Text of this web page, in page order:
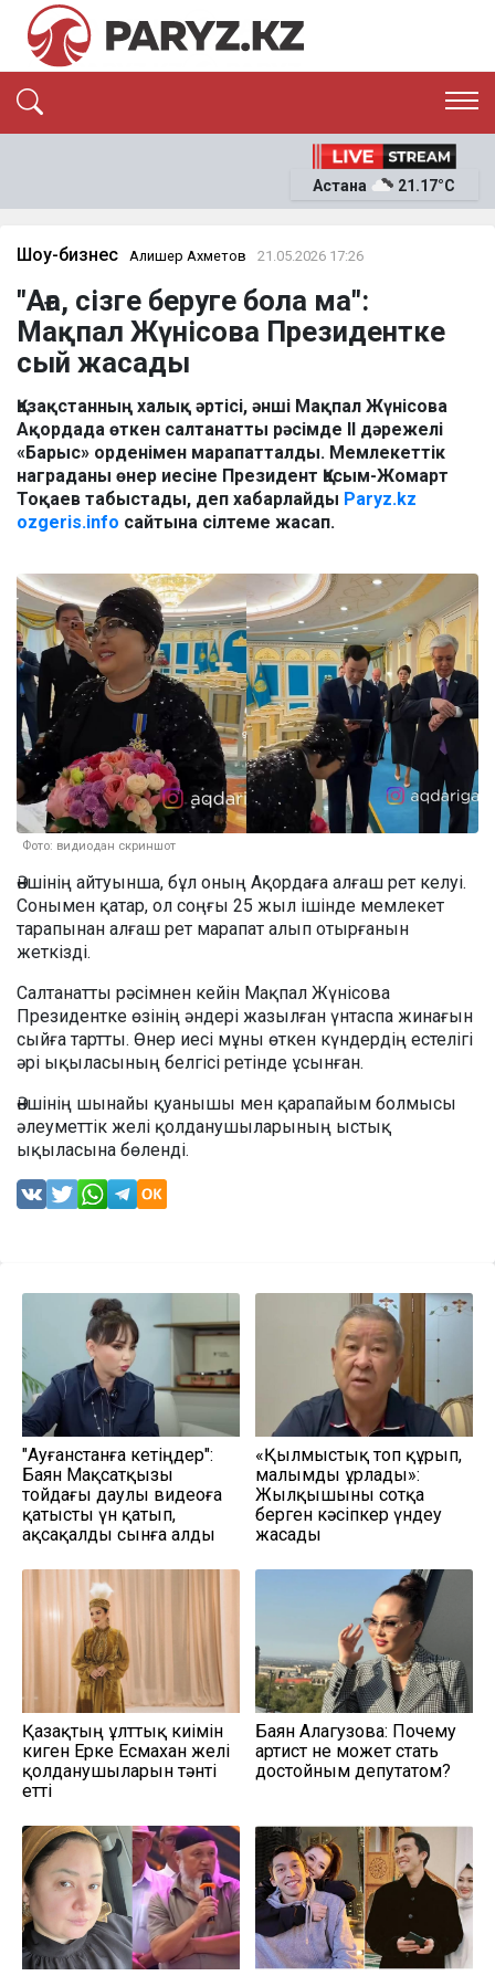
ЭКОНОМИКА
ОҚИҒА
News
Астана 21.17°C
Шоу-бизнес Алишер Ахметов 21.05.2026 17:26
"Аға, сізге беруге бола ма":
Мақпал Жүнісова Президентке
сый жасады
Қазақстанның халық әртісі, әнші Мақпал Жүнісова
Ақордада өткен салтанатты рәсімде ІІ дәрежелі
«Барыс» орденімен марапатталды. Мемлекеттік
награданы өнер иесіне Президент Қасым-Жомарт
Тоқаев табыстады, деп хабарлайды Paryz.kz
ozgeris.info сайтына сілтеме жасап.
Фото: видиодан скриншот
Әншінің айтуынша, бұл оның Ақордаға алғаш рет келуі.
Сонымен қатар, ол соңғы 25 жыл ішінде мемлекет
тарапынан алғаш рет марапат алып отырғанын
жеткізді.
Салтанатты рәсімнен кейін Мақпал Жүнісова
Президентке өзінің әндері жазылған үнтаспа жинағын
сыйға тартты. Өнер иесі мұны өткен күндердің естелігі
әрі ықыласының белгісі ретінде ұсынған.
Әншінің шынайы қуанышы мен қарапайым болмысы
әлеуметтік желі қолданушыларының ыстық
ықыласына бөленді.
"Ауғанстанға кетіңдер":
Баян Мақсатқызы
тойдағы даулы видеоға
қатысты үн қатып,
ақсақалды сынға алды
«Қылмыстық топ құрып,
малымды ұрлады»:
Жылқышыны сотқа
берген кәсіпкер үндеу
жасады
Қазақтың ұлттық киімін
киген Ерке Есмахан желі
қолданушыларын тәнті
етті
Баян Алагузова: Почему
артист не может стать
достойным депутатом?